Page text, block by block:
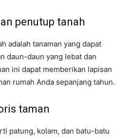
penutup tanah
adalah tanaman yang dapat
daun-daun yang lebat dan
ini dapat memberikan lapisan
rumah Anda sepanjang tahun.
taman
patung, kolam, dan batu-batu